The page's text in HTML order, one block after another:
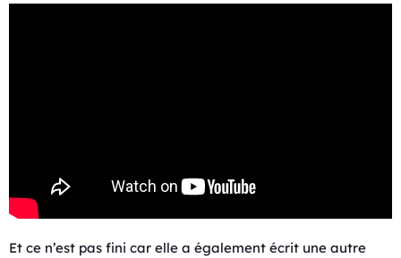
Et ce n’est pas fini car elle a également écrit une autre